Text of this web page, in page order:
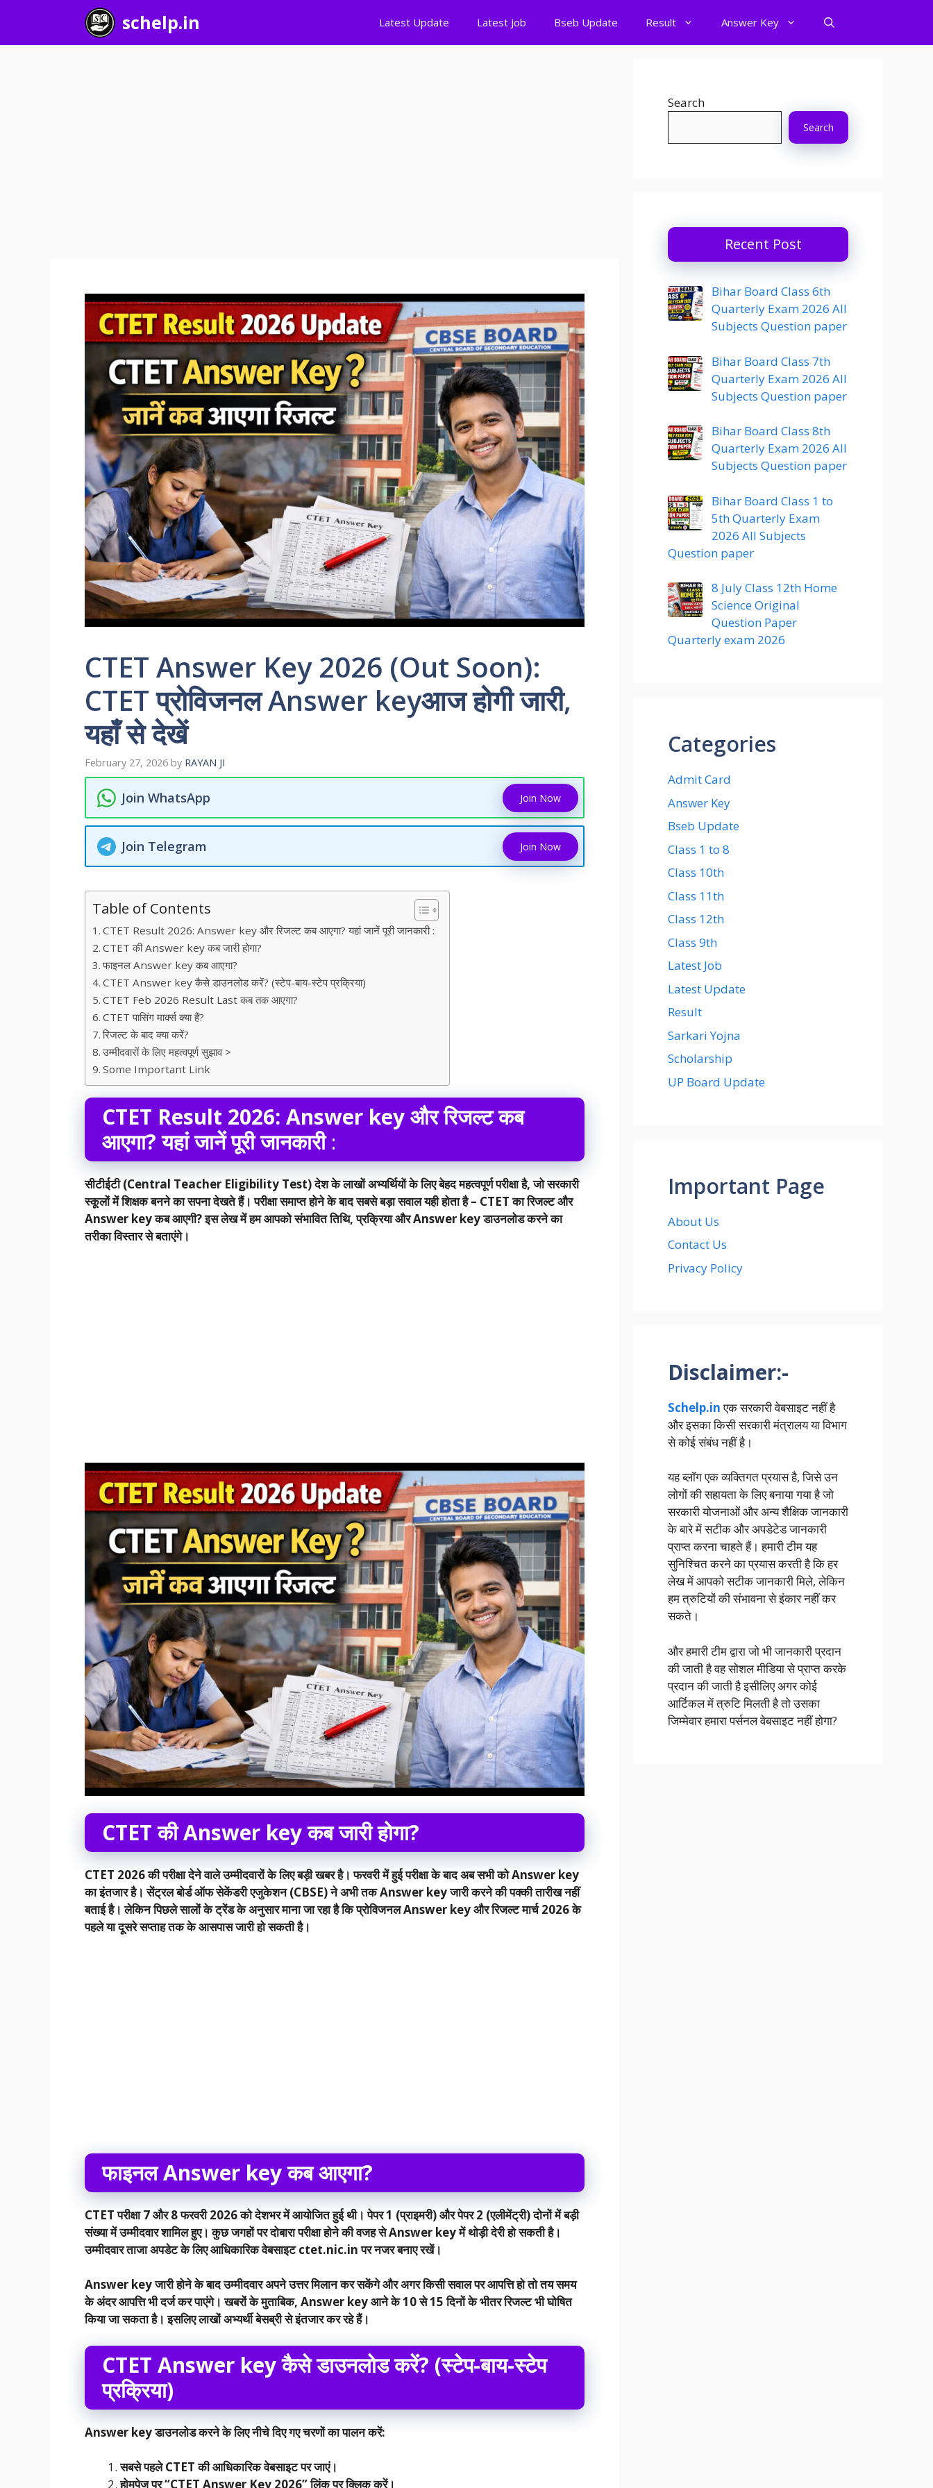
content
schelp.in Latest Update Latest Job Bseb Update Result Answer Key
CTET Answer Key 2026 (Out Soon):
CTET प्रोविजनल Answer keyआज होगी जारी,
यहाँ से देखें
February 27, 2026 by RAYAN JI
Join WhatsApp Join Now
Join Telegram Join Now
Table of Contents
CTET Result 2026: Answer key और रिजल्ट कब आएगा? यहां जानें पूरी जानकारी :
CTET की Answer key कब जारी होगा?
फाइनल Answer key कब आएगा?
CTET Answer key कैसे डाउनलोड करें? (स्टेप-बाय-स्टेप प्रक्रिया)
CTET Feb 2026 Result Last कब तक आएगा?
CTET पासिंग मार्क्स क्या हैं?
रिजल्ट के बाद क्या करें?
उम्मीदवारों के लिए महत्वपूर्ण सुझाव >
Some Important Link
CTET Result 2026: Answer key और रिजल्ट कब
आएगा? यहां जानें पूरी जानकारी:
सीटीईटी (Central Teacher Eligibility Test) देश के लाखों अभ्यर्थियों के लिए बेहद महत्वपूर्ण परीक्षा है, जो सरकारी
स्कूलों में शिक्षक बनने का सपना देखते हैं। परीक्षा समाप्त होने के बाद सबसे बड़ा सवाल यही होता है – CTET का रिजल्ट और
Answer key कब आएगी? इस लेख में हम आपको संभावित तिथि, प्रक्रिया और Answer key डाउनलोड करने का
तरीका विस्तार से बताएंगे।
CTET कीAnswer keyकब जारी होगा?
CTET 2026 की परीक्षा देने वाले उम्मीदवारों के लिए बड़ी खबर है। फरवरी में हुई परीक्षा के बाद अब सभी को Answer key
का इंतजार है। सेंट्रल बोर्ड ऑफ सेकेंडरी एजुकेशन (CBSE) ने अभी तक Answer key जारी करने की पक्की तारीख नहीं
बताई है। लेकिन पिछले सालों के ट्रेंड के अनुसार माना जा रहा है कि प्रोविजनल Answer key और रिजल्ट मार्च 2026 के
पहले या दूसरे सप्ताह तकके आसपास जारी हो सकती है।
फाइनलAnswer keyकब आएगा?
CTET परीक्षा 7 और 8 फरवरी 2026 को देशभर में आयोजित हुई थी। पेपर 1 (प्राइमरी) और पेपर 2 (एलीमेंट्री) दोनों में बड़ी
संख्या में उम्मीदवार शामिल हुए। कुछ जगहों पर दोबारा परीक्षा होने की वजह से Answer key में थोड़ी देरी हो सकती है।
उम्मीदवार ताजा अपडेट के लिए आधिकारिक वेबसाइट ctet.nic.in पर नजर बनाए रखें।
Answer key जारी होने के बाद उम्मीदवार अपने उत्तर मिलान कर सकेंगे और अगर किसी सवाल पर आपत्ति हो तो तय समय
के अंदर आपत्ति भी दर्ज कर पाएंगे। खबरों के मुताबिक, Answer key आने के 10 से 15 दिनों के भीतर रिजल्ट भी घोषित
किया जा सकता है। इसलिए लाखों अभ्यर्थी बेसब्री से इंतजार कर रहे हैं।
CTET Answer keyकैसे डाउनलोड करें? (स्टेप-बाय-स्टेप
प्रक्रिया)
Answer key डाउनलोड करने के लिए नीचे दिए गए चरणों का पालन करें:
सबसे पहलेCTETकी आधिकारिक वेबसाइट पर जाएं।
होमपेज पर “CTET Answer Key 2026”लिंक पर क्लिक करें।
Search
Search
Recent Post
Bihar Board Class 6th
Quarterly Exam 2026 All
Subjects Question paper
Bihar Board Class 7th
Quarterly Exam 2026 All
Subjects Question paper
Bihar Board Class 8th
Quarterly Exam 2026 All
Subjects Question paper
Bihar Board Class 1 to
5th Quarterly Exam
2026 All Subjects
Question paper
8 July Class 12th Home
Science Original
Question Paper
Quarterly exam 2026
Categories
Admit Card
Answer Key
Bseb Update
Class 1 to 8
Class 10th
Class 11th
Class 12th
Class 9th
Latest Job
Latest Update
Result
Sarkari Yojna
Scholarship
UP Board Update
Important Page
About Us
Contact Us
Privacy Policy
Disclaimer:-
Schelp.inएक सरकारी वेबसाइट नहीं है
और इसका किसी सरकारी मंत्रालय या विभाग
से कोई संबंध नहीं है।
यह ब्लॉग एक व्यक्तिगत प्रयास है, जिसे उन
लोगों की सहायता के लिए बनाया गया है जो
सरकारी योजनाओं और अन्य शैक्षिक जानकारी
के बारे में सटीक और अपडेटेड जानकारी
प्राप्त करना चाहते हैं। हमारी टीम यह
सुनिश्चित करने का प्रयास करती है कि हर
लेख में आपको सटीक जानकारी मिले, लेकिन
हम त्रुटियों की संभावना से इंकार नहीं कर
सकते।
और हमारी टीम द्वारा जो भी जानकारी प्रदान
की जाती है वह सोशल मीडिया से प्राप्त करके
प्रदान की जाती है इसीलिए अगर कोई
आर्टिकल में त्रुटि मिलती है तो उसका
जिम्मेवार हमारा पर्सनल वेबसाइट नहीं होगा?